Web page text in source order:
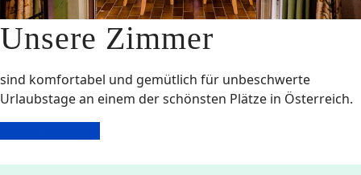
Unsere Zimmer
sind komfortabel und gemütlich für unbeschwerte
Urlaubstage an einem der schönsten Plätze in Österreich.